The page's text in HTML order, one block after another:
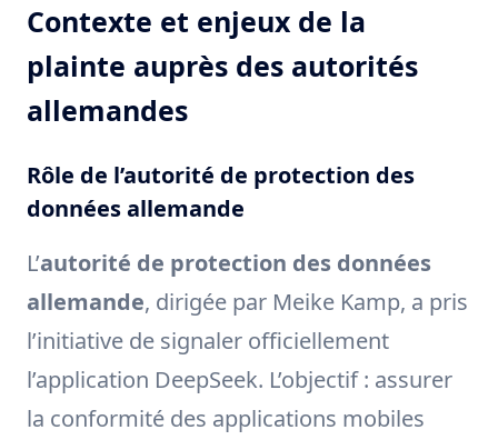
Contexte et enjeux de la
plainte auprès des autorités
allemandes
Rôle de l’autorité de protection des
données allemande
L’autorité de protection des données
allemande, dirigée par Meike Kamp, a pris
l’initiative de signaler officiellement
l’application DeepSeek. L’objectif : assurer
la conformité des applications mobiles